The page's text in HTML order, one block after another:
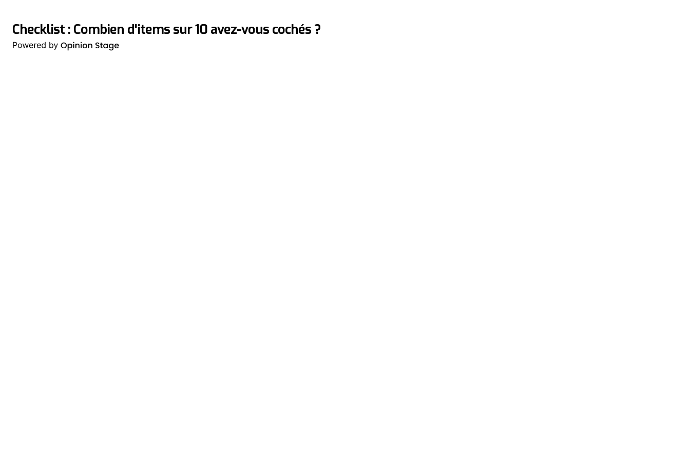
Checklist : Combien d'items sur 10 avez-vous cochés ?